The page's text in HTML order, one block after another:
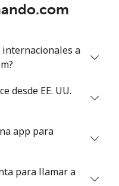
internacionales a
desde EE. UU.
app para
para llamar a